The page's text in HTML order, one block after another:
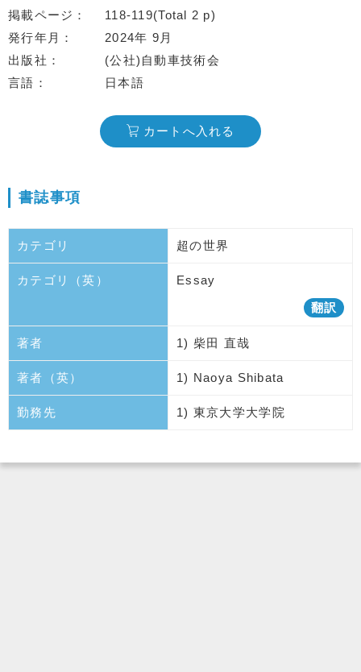
掲載ページ
118-119(Total 2 p)
発行年月
2024年 9月
出版社
(公社)自動車技術会
言語
日本語
カートへ入れる
書誌事項
カテゴリ 超の世界
カテゴリ（英）
Essay
翻訳
著者 1) 柴田 直哉
著者（英） 1) Naoya Shibata
勤務先 1) 東京大学大学院